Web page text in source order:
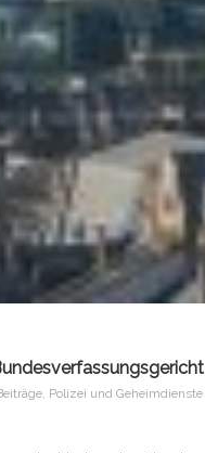
, Polizei und Geheimdienste